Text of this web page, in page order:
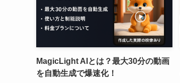
MagicLight AIとは？最大30分の動画
を自動生成で爆速化！